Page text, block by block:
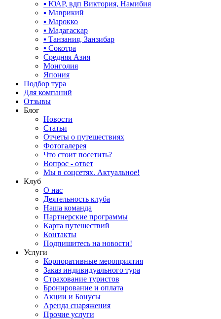
▪ ЮАР, вдп Виктория, Намибия
▪ Маврикий
▪ Марокко
▪ Мадагаскар
▪ Танзания, Занзибар
▪ Сокотра
Средняя Азия
Монголия
Япония
Подбор тура
Для компаний
Отзывы
Блог
Новости
Статьи
Отчеты о путешествиях
Фотогалерея
Что стоит посетить?
Вопрос - ответ
Мы в соцсетях. Актуальное!
Клуб
О нас
Деятельность клуба
Наша команда
Партнерские программы
Карта путешествий
Контакты
Подпишитесь на новости!
Услуги
Корпоративные мероприятия
Заказ индивидуального тура
Страхование туристов
Бронирование и оплата
Акции и Бонусы
Аренда снаряжения
Прочие услуги